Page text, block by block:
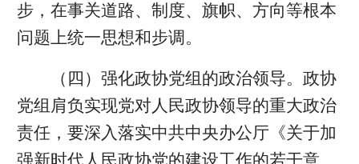
步，在事关道路、制度、旗帜、方向等根本
问题上统一思想和步调。
（四）强化政协党组的政治领导。政协
党组肩负实现党对人民政协领导的重大政治
责任，要深入落实中共中央办公厅《关于加